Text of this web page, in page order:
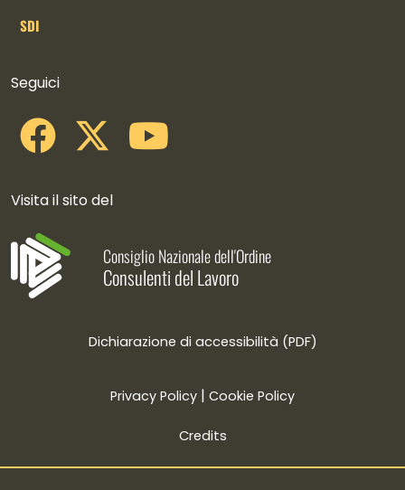
SDI
Seguici
Visita il sito del
Consiglio Nazionale dell'Ordine
Consulenti del Lavoro
Dichiarazione di accessibilità (PDF)
Privacy Policy | Cookie Policy
Credits